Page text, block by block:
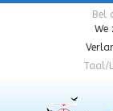
Bel
We
Taal/